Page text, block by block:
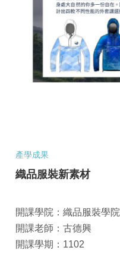
產學成果
織品服裝新素材
開課學院：織品服裝學院
開課老師：古德興
開課學期：1102